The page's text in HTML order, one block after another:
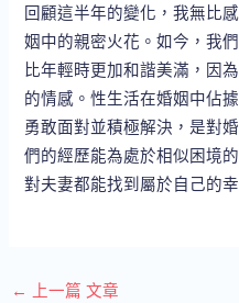
回顧這半年的變化，我無比
姻中的親密火花。如今，我
比年輕時更加和諧美滿，因
的情感。性生活在婚姻中佔
勇敢面對並積極解決，是對
們的經歷能為處於相似困境
對夫妻都能找到屬於自己的
← 上一篇 文章